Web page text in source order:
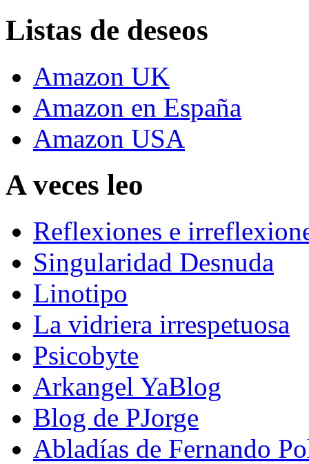
Listas de deseos
Amazon UK
Amazon en España
Amazon USA
A veces leo
Reflexiones e
Singularidad Desnuda
Linotipo
La vidriera irrespetuosa
Psicobyte
Arkangel YaBlog
Blog de PJorge
Abladías de Fernando